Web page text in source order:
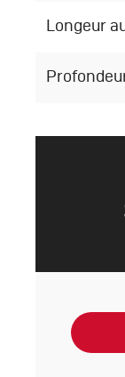
Longeur